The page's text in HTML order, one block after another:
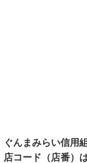
ぐんまみらい信用
店コード（店番）